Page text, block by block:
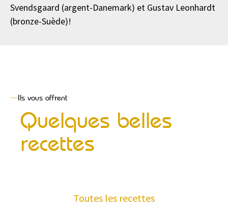
Svendsgaard (argent-Danemark) et Gustav Leonhardt
(bronze-Suède)!
Ils vous offrent
Quelques belles
recettes
Toutes les recettes